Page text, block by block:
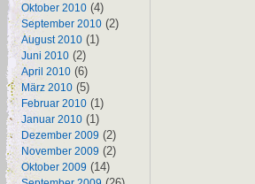
Oktober 2010 (4)
September 2010 (2)
August 2010 (1)
Juni 2010 (2)
April 2010 (6)
März 2010 (5)
Februar 2010 (1)
Januar 2010 (1)
Dezember 2009 (2)
November 2009 (2)
Oktober 2009 (14)